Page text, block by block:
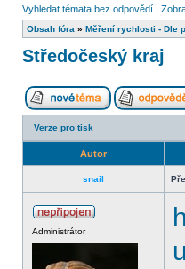
Vyhledat témata bez odpovědí |
Obsah fóra » Měření rychlosti - Dle
Středočeský kraj
Verze pro tisk
Autor
snail
Administrátor